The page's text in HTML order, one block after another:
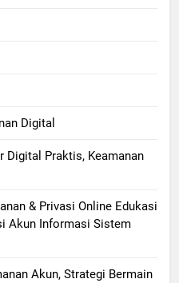
Digital
Digital Praktis, Keamanan
& Privasi Online Edukasi
Akun Informasi Sistem
Akun, Strategi Bermain